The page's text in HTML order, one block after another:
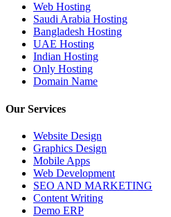
Web Hosting
Saudi Arabia Hosting
Bangladesh Hosting
UAE Hosting
Indian Hosting
Only Hosting
Domain Name
Our Services
Website Design
Graphics Design
Mobile Apps
Web Development
SEO AND MARKETING
Content Writing
Demo ERP